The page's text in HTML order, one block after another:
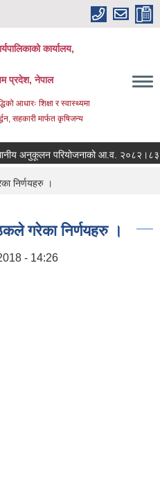
कार्यालय,
प्रदेश, नेपाल
आधारः शिक्षा र स्वास्थ्यमा
सहकारी मार्फत कृषिजन्य
अनुकूलन परियोजनाको आ.व. २०८२।८३
निर्णयहरु ।
गरेका निर्णयहरु ।
- 14:26